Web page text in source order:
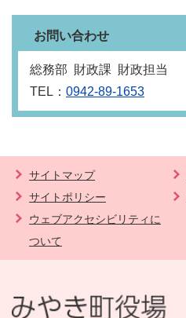
お問い合わせ
総務部 財政課 財政担当
TEL： 0942-89-1653
サイトマップ
サイトポリシー
ウェブアクセシビリティに
ついて